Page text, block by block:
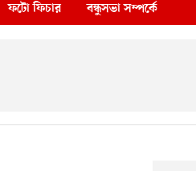
ফটো ফিচার বন্ধুসভা সম্পর্কে